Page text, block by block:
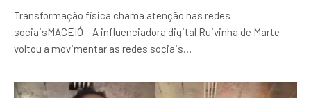
Transformação física chama atenção nas redes
sociaisMACEIÓ – A influenciadora digital Ruivinha de Marte
voltou a movimentar as redes sociais…